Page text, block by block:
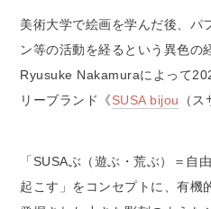
美術大学で絵画を学んだ後、パ
ン等の活動を経るという異色の
Ryusuke Nakamuraによって
リーブランド《SUSA bijou （
「SUSAぶ（遊ぶ・荒ぶ）＝自
起こす」をコンセプトに、有機